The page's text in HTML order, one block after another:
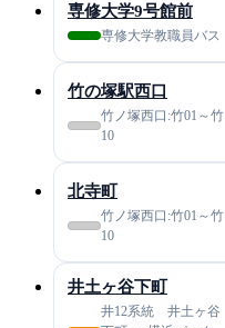
専修大学9号館前
専修大学教職員バス
竹の塚駅西口
竹ノ塚西口:竹01～竹
10
北寺町
竹ノ塚西口:竹01～竹
10
井土ヶ谷下町
井12系統 井土ヶ谷